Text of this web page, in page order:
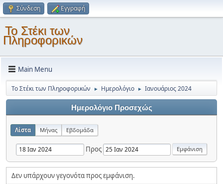
Σύνδεση Εγγραφή
Το Στέκι των
Πληροφορικών
Main Menu
Το Στέκι των Πληροφορικών ► Ημερολόγιο ► Ιανουάριος 2024
Ημερολόγιο Προσεχώς
Λίστα Μήνας Εβδομάδα
Προς
Δεν υπάρχουν γεγονότα προς εμφάνιση.